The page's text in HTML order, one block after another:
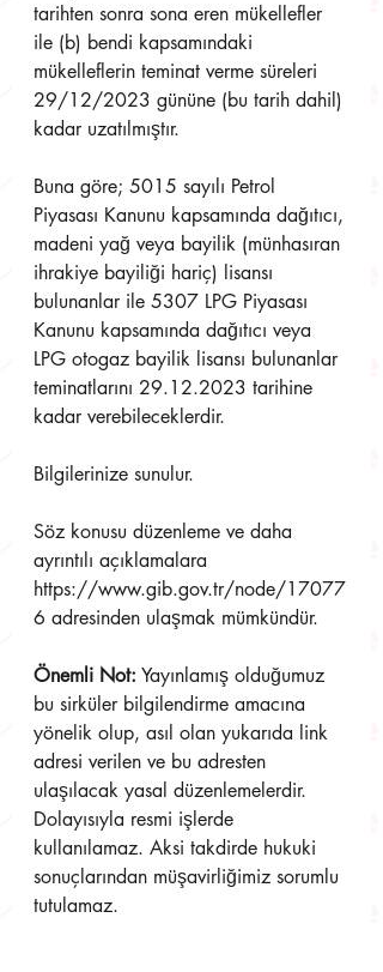
tarihten sonra sona eren mükellefler
ile (b) bendi kapsamındaki
mükelleflerin teminat verme süreleri
29/12/2023 gününe (bu tarih dahil)
kadar uzatılmıştır.
Buna göre; 5015 sayılı Petrol
Piyasası Kanunu kapsamında dağıtıcı,
madeni yağ veya bayilik (münhasıran
ihrakiye bayiliği hariç) lisansı
bulunanlar ile 5307 LPG Piyasası
Kanunu kapsamında dağıtıcı veya
LPG otogaz bayilik lisansı bulunanlar
teminatlarını 29.12.2023 tarihine
kadar verebileceklerdir.
Bilgilerinize sunulur.
Söz konusu düzenleme ve daha
ayrıntılı açıklamalara
https://www.gib.gov.tr/node/17077
6 adresinden ulaşmak mümkündür.
Önemli Not: Yayınlamış olduğumuz
bu sirküler bilgilendirme amacına
yönelik olup, asıl olan yukarıda link
adresi verilen ve bu adresten
ulaşılacak yasal düzenlemelerdir.
Dolayısıyla resmi işlerde
kullanılamaz. Aksi takdirde hukuki
sonuçlarından müşavirliğimiz sorumlu
tutulamaz.